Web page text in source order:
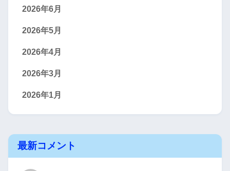
2026年6月
2026年5月
2026年4月
2026年3月
2026年1月
最新コメント